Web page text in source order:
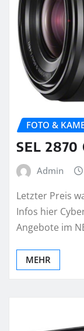
FOTO &
SEL
Admin
Letzter Preis
Infos hier
Angebote im
MEHR